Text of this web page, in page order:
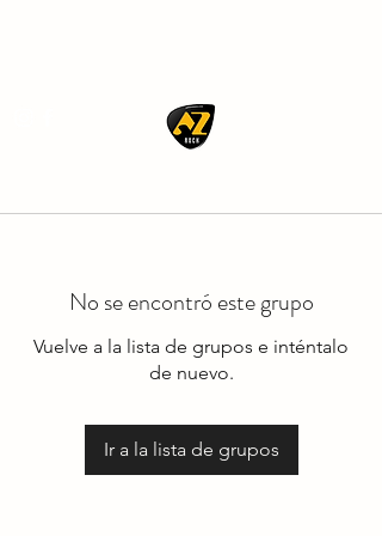
No se encontró este grupo
Vuelve a la lista de grupos e inténtalo
de nuevo.
Ir a la lista de grupos